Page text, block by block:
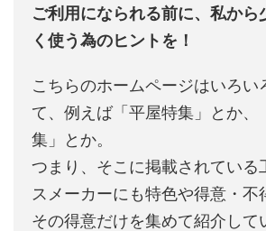
ご利用になられる前に、私から
く使う為のヒントを！
こちらのホームページはいろい
て、例えば「平屋特集」とか、
集」とか。
つまり、そこに掲載されている
スメーカーにも特色や得意・不
その得意だけを集めて紹介して